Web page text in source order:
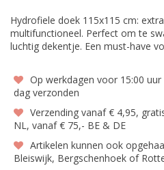
Hydrofiele doek 115x115 cm:
multifunctioneel. Perfect om te
luchtig dekentje. Een must-have
Op werkdagen voor 15:00
dag verzonden
Verzending vanaf € 4,95,
NL, vanaf € 75,- BE & DE
Artikelen kunnen ook
Bleiswijk, Bergschenhoek of